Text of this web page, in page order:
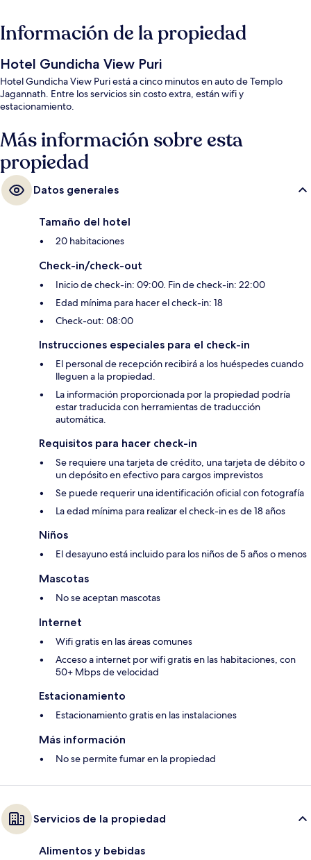
Información de la propiedad
Hotel Gundicha View Puri
Hotel Gundicha View Puri está a cinco minutos en auto de Templo
Jagannath. Entre los servicios sin costo extra, están wifi y
estacionamiento.
Más información sobre esta
propiedad
Datos generales
Tamaño del hotel
20 habitaciones
Check-in/check-out
Inicio de check-in: 09:00. Fin de check-in: 22:00
Edad mínima para hacer el check-in: 18
Check-out: 08:00
Instrucciones especiales para el check-in
El personal de recepción recibirá a los huéspedes cuando
lleguen a la propiedad.
La información proporcionada por la propiedad podría
estar traducida con herramientas de traducción
automática.
Requisitos para hacer check-in
Se requiere una tarjeta de crédito, una tarjeta de débito o
un depósito en efectivo para cargos imprevistos
Se puede requerir una identificación oficial con fotografía
La edad mínima para realizar el check-in es de 18 años
Niños
El desayuno está incluido para los niños de 5 años o menos
Mascotas
No se aceptan mascotas
Internet
Wifi gratis en las áreas comunes
Acceso a internet por wifi gratis en las habitaciones, con
50+ Mbps de velocidad
Estacionamiento
Estacionamiento gratis en las instalaciones
Más información
No se permite fumar en la propiedad
Servicios de la propiedad
Alimentos y bebidas